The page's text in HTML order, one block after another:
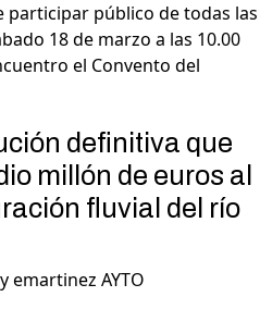
participar público de todas las
18 de marzo a las 10.00
el Convento del
definitiva que
millón de euros al
fluvial del río
emartinez AYTO